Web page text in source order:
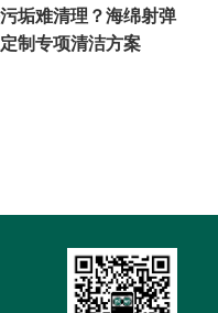
垢难清理？海绵射弹
制专项清洁方案